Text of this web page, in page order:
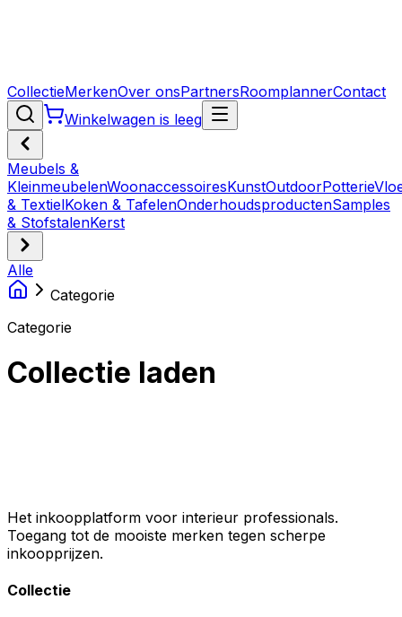
CollectieMerkenOver onsPartnersRoomplannerContact
Winkelwagen is leeg
Meubels &
KleinmeubelenWoonaccessoiresKunstOutdoorPotterie
& TextielKoken & TafelenOnderhoudsproductenSamples
& StofstalenKerst
Alle
Categorie
Categorie
Collectie laden
Het inkoopplatform voor interieur professionals.
Toegang tot de mooiste merken tegen scherpe
inkoopprijzen.
Collectie